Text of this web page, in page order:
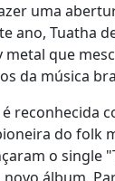
uma
ano, Tuatha
metal que
da música
é reconhecida
do folk
o single